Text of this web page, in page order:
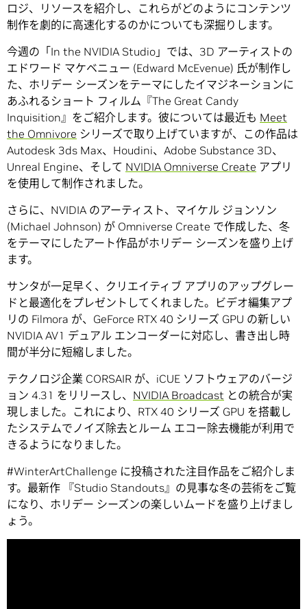
ロジ、リソースを紹介し、これらがどのようにコンテンツ
制作を劇的に高速化するのかについても深掘りします。
今週の「In the NVIDIA Studio」では、3D アーティストの
エドワード マケベニュー (Edward McEvenue) 氏が制作し
た、ホリデー シーズンをテーマにしたイマジネーションに
あふれるショート フィルム『The Great Candy
Inquisition』をご紹介します。彼については最近も Meet
the Omnivore シリーズで取り上げていますが、この作品は
Autodesk 3ds Max、Houdini、Adobe Substance 3D、
Unreal Engine、そして NVIDIA Omniverse Create アプリ
を使用して制作されました。
さらに、NVIDIA のアーティスト、マイケル ジョンソン
(Michael Johnson) が Omniverse Create で作成した、冬
をテーマにしたアート作品がホリデー シーズンを盛り上げ
ます。
サンタが一足早く、クリエイティブ アプリのアップグレー
ドと最適化をプレゼントしてくれました。ビデオ編集アプ
リの Filmora が、GeForce RTX 40 シリーズ GPU の新しい
NVIDIA AV1 デュアル エンコーダーに対応し、書き出し時
間が半分に短縮しました。
テクノロジ企業 CORSAIR が、iCUE ソフトウェアのバージ
ョン 4.31 をリリースし、 NVIDIA Broadcast との統合が実
現しました。これにより、RTX 40 シリーズ GPU を搭載し
たシステムでノイズ除去とルーム エコー除去機能が利用で
きるようになりました。
#WinterArtChallenge に投稿された注目作品をご紹介しま
す。最新作 『Studio Standouts』の見事な冬の芸術をご覧
になり、ホリデー シーズンの楽しいムードを盛り上げまし
ょう。